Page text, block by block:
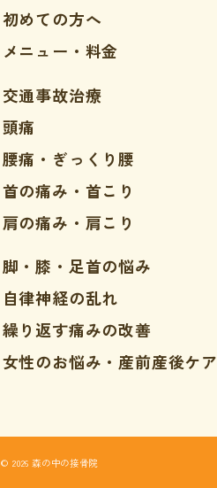
初めての方へ
メニュー・料金
交通事故治療
頭痛
腰痛・ぎっくり腰
首の痛み・首こり
肩の痛み・肩こり
脚・膝・足首の悩み
自律神経の乱れ
繰り返す痛みの改善
女性のお悩み・産前産後ケア
© 2026 森の中の接骨院